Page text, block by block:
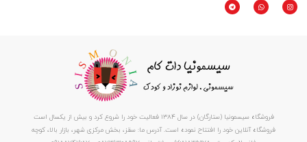
فروشگاه سیسمونیا (ستارگان) در سال 1384 فعالیت خود را شروع کرد و بیش از یکسال است
فروشگاه آنلاین خود را افتتاح نموده است. آدرس ما: سقز، بخش مرکزی شهر، بازار بالا، کوچه